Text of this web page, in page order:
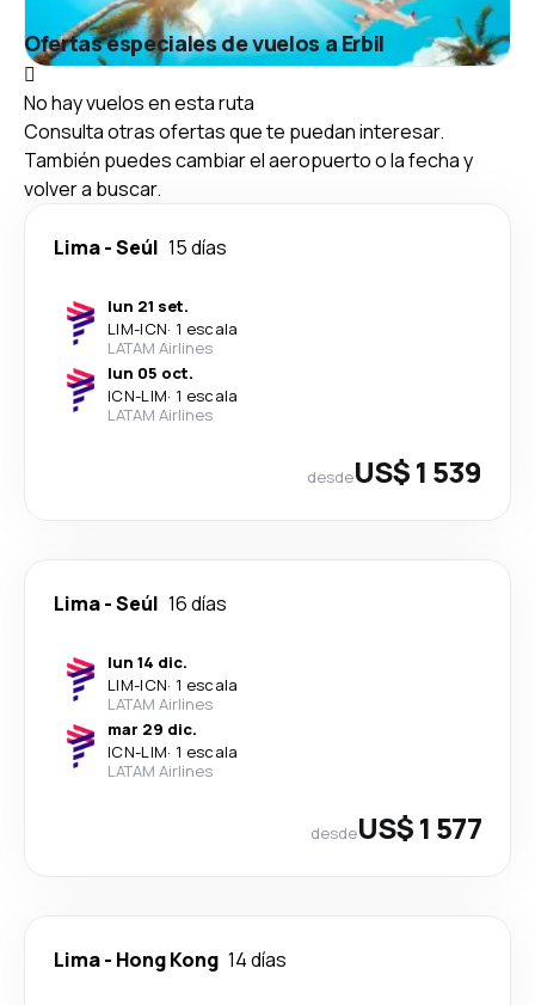
Ofertas especiales de vuelos a Erbil
No hay vuelos en esta ruta
Consulta otras ofertas que te puedan interesar.
También puedes cambiar el aeropuerto o la fecha y
volver a buscar.
Lima-Seúl 15 días
lun 21 set.
LIM-ICN· 1 escala
LATAM Airlines
lun 05 oct.
ICN-LIM· 1 escala
LATAM Airlines
desdeUS$ 1 539
Lima-Seúl 16 días
lun 14 dic.
LIM-ICN· 1 escala
LATAM Airlines
mar 29 dic.
ICN-LIM· 1 escala
LATAM Airlines
desdeUS$ 1 577
Lima- Hong Kong 14 días